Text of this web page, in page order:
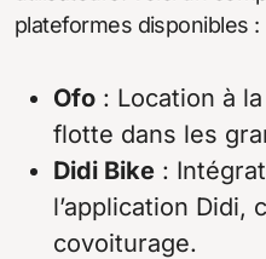
plateformes disponibles :
Ofo : Location à
flotte dans les
Didi Bike :
l’application Didi,
covoiturage.